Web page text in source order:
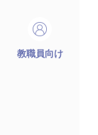
教職員向け